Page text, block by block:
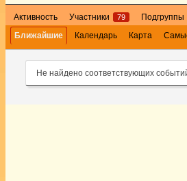
Активность Участники 79 Подгруппы
Ближайшие
Календарь Карта
Не найдено соответствующих